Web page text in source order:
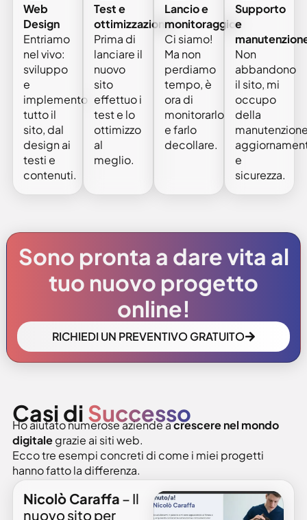
Web
Design
Entriamo
nel vivo:
sviluppo
e
implemento
tutto il
sito, dal
design ai
testi e
contenuti.
Test e
ottimizzazione
Prima di
lanciare il
nuovo
sito
effettuo i
test e lo
ottimizzo
al
meglio.
Lancio e
monitoraggio
Ci siamo!
Ma non
perdiamo
tempo, è
ora di
monitorarlo
e farlo
decollare.
Supporto
e
Non
abbandono
il sito, mi
occupo
della
e
sicurezza.
Sono pronta a dare vita al
tuo nuovo progetto
online!
RICHIEDI UN PREVENTIVO GRATUITO
Casi di Successo
Ho aiutato numerose aziende acrescere nel mondo
digitalegrazie ai siti web.
Ecco tre esempi concreti di come i miei progetti
hanno fatto la differenza.
Nicolò Caraffa – Il
nuovo sito per